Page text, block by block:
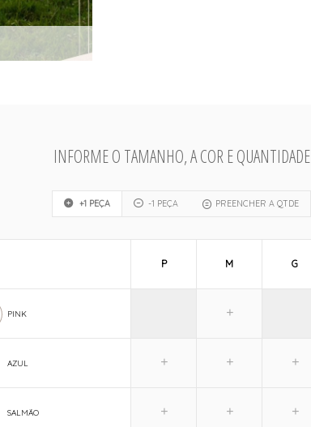
INFORME O TAMANHO, A COR E QUANTIDADE
+1 PEÇA -1 PEÇA PREENCHER A QTDE
PINK
AZUL
SALMÃO
P M G